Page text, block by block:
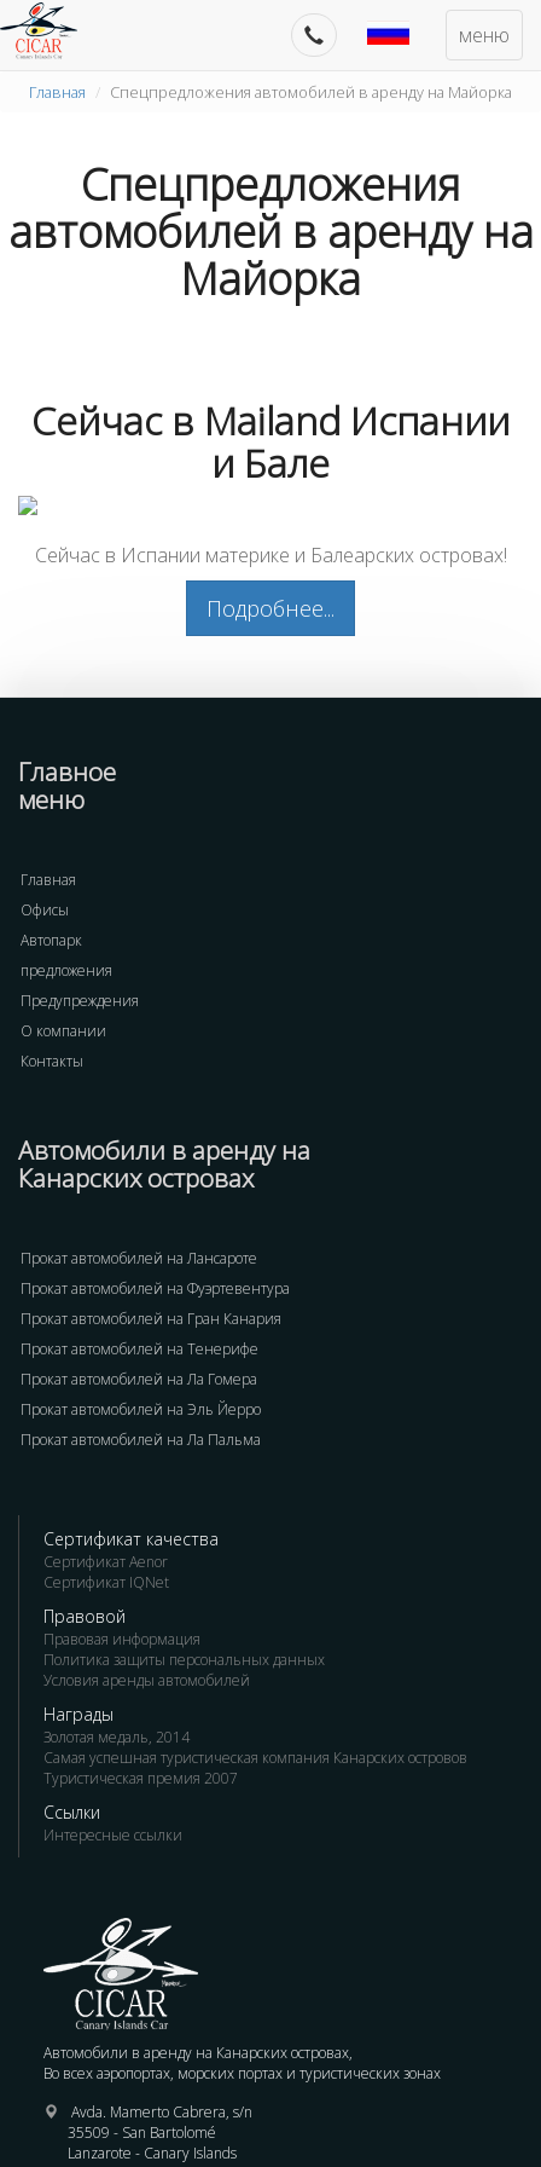
меню
Главная Спецпредложения автомобилей в аренду на Майорка
Спецпредложения
автомобилей в аренду на
Майорка
Сейчас в Mailand Испании
и Бале
Сейчас в Испании материке и Балеарских островах!
Подробнее...
Главное
меню
Главная
Офисы
Автопарк
предложения
Предупреждения
О компании
Контакты
Автомобили в аренду на
Канарских островах
Прокат автомобилей на Лансароте
Прокат автомобилей на Фуэртевентура
Прокат автомобилей на Гран Канария
Прокат автомобилей на Тенерифе
Прокат автомобилей на Ла Гомера
Прокат автомобилей на Эль Йерро
Прокат автомобилей на Ла Пальма
Сертификат качества
Сертификат Aenor
Сертификат IQNet
Правовой
Правовая информация
Политика защиты персональных данных
Условия аренды автомобилей
Награды
Золотая медаль, 2014
Самая успешная туристическая компания Канарских островов
Туристическая премия 2007
Ссылки
Интересные ссылки
Автомобили в аренду на Канарских островах,
Во всех аэропортах, морских портах и туристических зонах
Avda. Mamerto Cabrera, s/n
35509 - San Bartolomé
Lanzarote - Canary Islands